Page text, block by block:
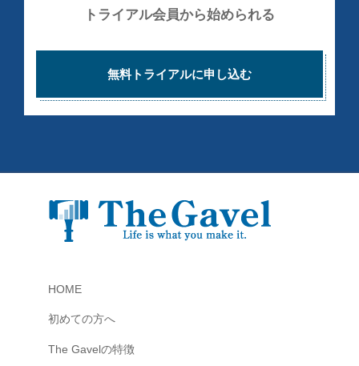
トライアル会員から始められる
無料トライアルに申し込む
HOME
初めての方へ
The Gavelの特徴